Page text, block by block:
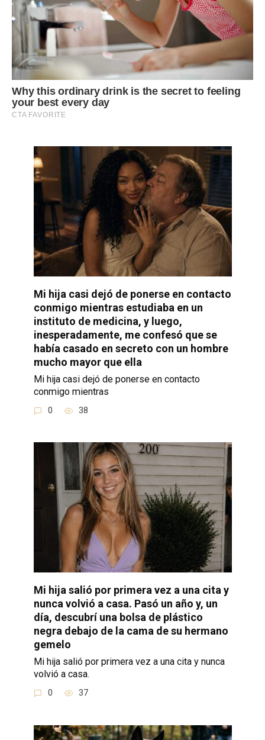
Mi hija casi dejó de ponerse en contacto
conmigo mientras estudiaba en un
instituto de medicina, y luego,
inesperadamente, me confesó que se
había casado en secreto con un hombre
mucho mayor que ella
Mi hija casi dejó de ponerse en contacto
conmigo mientras
0 38
Mi hija salió por primera vez a una cita y
nunca volvió a casa. Pasó un año y, un
día, descubrí una bolsa de plástico
negra debajo de la cama de su hermano
gemelo
Mi hija salió por primera vez a una cita y nunca
volvió a casa.
0 37